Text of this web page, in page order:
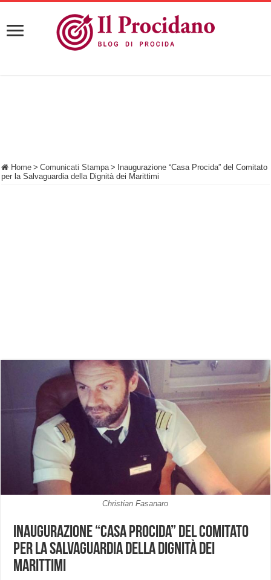
Home > Comunicati Stampa > Inaugurazione “Casa Procida” del Comitato
per la Salvaguardia della Dignità dei Marittimi
Christian Fasanaro
Inaugurazione “Casa Procida” del Comitato
per la Salvaguardia della Dignità dei
Marittimi